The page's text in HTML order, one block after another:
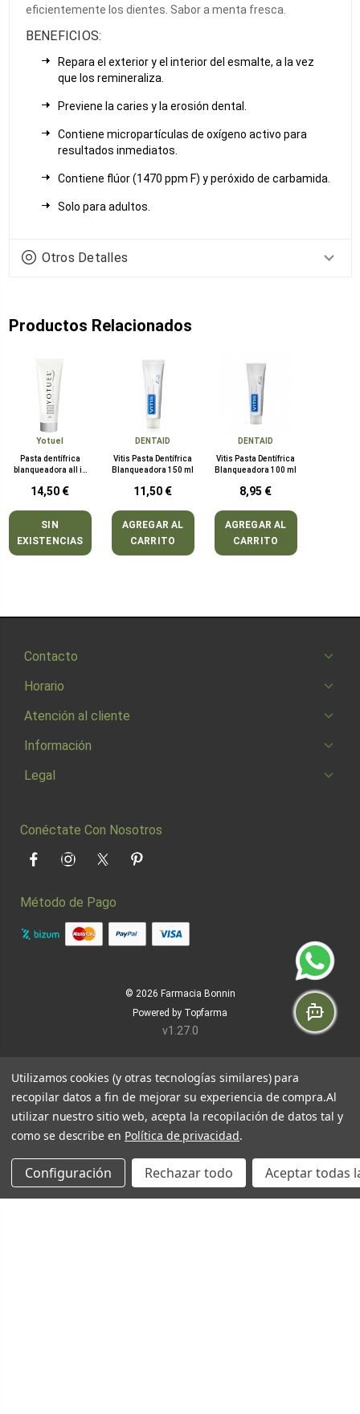
eficientemente los dientes. Sabor a menta fresca.
BENEFICIOS:
Repara el exterior y el interior del esmalte, a la vez
que los remineraliza.
Previene la caries y la erosión dental.
Contiene micropartículas de oxígeno activo para
resultados inmediatos.
Contiene flúor (1470 ppm F) y peróxido de carbamida.
Solo para adultos.
Otros Detalles
Productos Relacionados
Yotuel
Pasta dentífrica
blanqueadora all in
yotuel
14,50 €
SIN
EXISTENCIAS
DENTAID
Vitis Pasta Dentífrica
Blanqueadora 150 ml
11,50 €
AGREGAR AL
CARRITO
DENTAID
Vitis Pasta Dentífrica
Blanqueadora 100 ml
8,95 €
AGREGAR AL
CARRITO
Contacto
Horario
Atención al cliente
Información
Legal
Conéctate Con Nosotros
FacebookInstagramTwitter Pinterest
Método de Pago
© 2026 Farmacia Bonnin
Powered by Topfarma
v1.27.0
Utilizamos cookies (y otras tecnologías similares) para
recopilar datos a fin de mejorar su experiencia de compra.Al
utilizar nuestro sitio web, acepta la recopilación de datos tal y
como se describe en Política de privacidad.
Configuración Rechazar todo Aceptar todas